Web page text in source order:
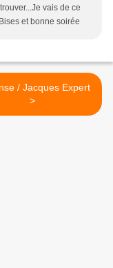
vais de ce
et bonne soirée
/ Jacques Expert
>